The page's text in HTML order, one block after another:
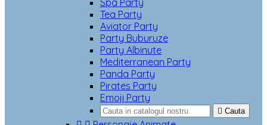
Spa Party
Tea Party
Aviator Party
Party Buburuze
Party Albinute
Mediterranean Party
Panda Party
Pirates Party
Emoji Party
 Cauta